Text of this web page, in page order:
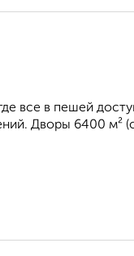
все в пешей
Дворы 6400 м²